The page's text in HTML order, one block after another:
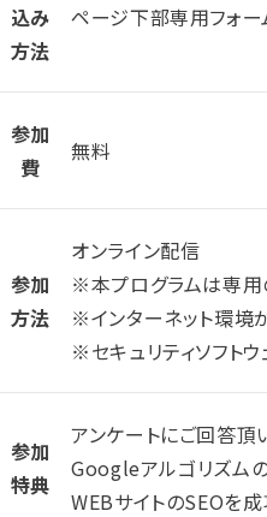
込み
方法
ページ下部専用フォー
参加
費
無料
参加
方法
オンライン配信
※本プログラムは専用
※インターネット環境
※セキュリティソフト
参加
特典
アンケートにご回答頂
Googleアルゴリズム
WEBサイトのSEOを成